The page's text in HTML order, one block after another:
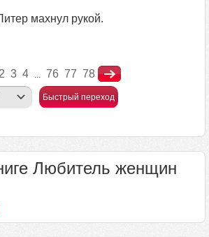
махнул рукой.
2 3 4 ... 76 77 78
Быстрый переход
Любитель женщин